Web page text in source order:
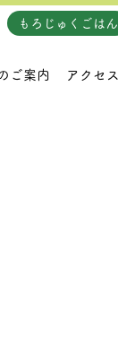
もろじゅくごはん
ご案内 アクセス